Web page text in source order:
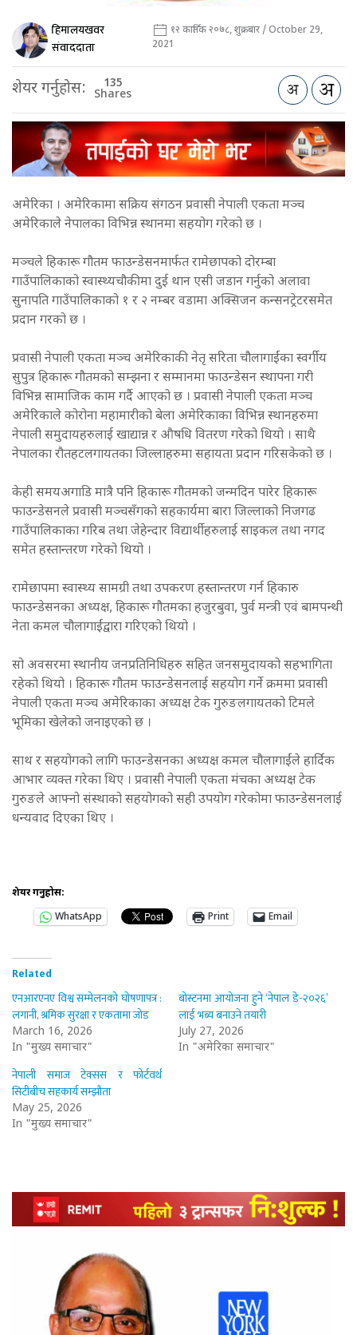
हिमालयखवर
संवाददाता
१२ कार्तिक २०७८, शुक्रबार / October 29,
2021
शेयर गर्नुहोस: 135
Shares
अमेरिका । अमेरिकामा सक्रिय संगठन प्रवासी नेपाली एकता मञ्च
अमेरिकाले नेपालका विभिन्न स्थानमा सहयोग गरेको छ ।
मञ्चले हिकारू गौतम फाउन्डेसनमार्फत रामेछापको दोरम्बा
गाउँपालिकाको स्वास्थ्यचौकीमा दुई थान एसी जडान गर्नुको अलावा
सुनापति गाउँपालिकाको १ र २ नम्बर वडामा अक्सिजन कन्सनट्रेटरसमेत
प्रदान गरको छ ।
प्रवासी नेपाली एकता मञ्च अमेरिकाकी नेतृ सरिता चौलागाईंका स्वर्गीय
सुपुत्र हिकारू गौतमको सम्झना र सम्मानमा फाउन्डेसन स्थापना गरी
विभिन्न सामाजिक काम गर्दै आएको छ । प्रवासी नेपाली एकता मञ्च
अमेरिकाले कोरोना महामारीको बेला अमेरिकाका विभिन्न स्थानहरुमा
नेपाली समुदायहरुलाई खाद्यान्न र औषधि वितरण गरेको थियो । साथै
नेपालका रौतहटलगायतका जिल्लाहरुमा सहायता प्रदान गरिसकेको छ ।
केही समयअगाडि मात्रै पनि हिकारू गौतमको जन्मदिन पारेर हिकारू
फाउन्डेसनले प्रवासी मञ्चसँगको सहकार्यमा बारा जिल्लाको निजगढ
गाउँपालिकाका गरिब तथा जेहेन्दार विद्यार्थीहरुलाई साइकल तथा नगद
समेत हस्तान्तरण गरेको थियो ।
रामेछापमा स्वास्थ्य सामग्री तथा उपकरण हस्तान्तरण गर्न हिकारु
फाउन्डेसनका अध्यक्ष, हिकारू गौतमका हजुरबुवा, पुर्व मन्त्री एवं बामपन्थी
नेता कमल चौलागाईंद्वारा गरिएको थियो ।
सो अवसरमा स्थानीय जनप्रतिनिधिहरु सहित जनसमुदायको सहभागिता
रहेको थियो । हिकारू गौतम फाउन्डेसनलाई सहयोग गर्ने क्रममा प्रवासी
नेपाली एकता मञ्च अमेरिकाका अध्यक्ष टेक गुरुङलगायतको टिमले
भूमिका खेलेको जनाइएको छ ।
साथ र सहयोगको लागि फाउन्डेसनका अध्यक्ष कमल चौलागाईंले हार्दिक
आभार व्यक्त गरेका थिए । प्रवासी नेपाली एकता मंचका अध्यक्ष टेक
गुरुङले आफ्नो संस्थाको सहयोगको सही उपयोग गरेकोमा फाउन्डेसनलाई
धन्यवाद दिएका थिए ।
शेयर गर्नुहोस:
WhatsApp
Print Email
Related
एनआरएनए विश्व सम्मेलनको घोषणापत्र :
लगानी, श्रमिक सुरक्षा र एकतामा जोड
March 16, 2026
In "मुख्य समाचार"
बोस्टनमा आयोजना हुने ‘नेपाल डे-२०२६’
लाई भब्य बनाउने तयारी
July 27, 2026
In "अमेरिका समाचार"
नेपाली समाज टेक्सस र फोर्टवर्थ
सिटीबीच सहकार्य सम्झौता
May 25, 2026
In "मुख्य समाचार"